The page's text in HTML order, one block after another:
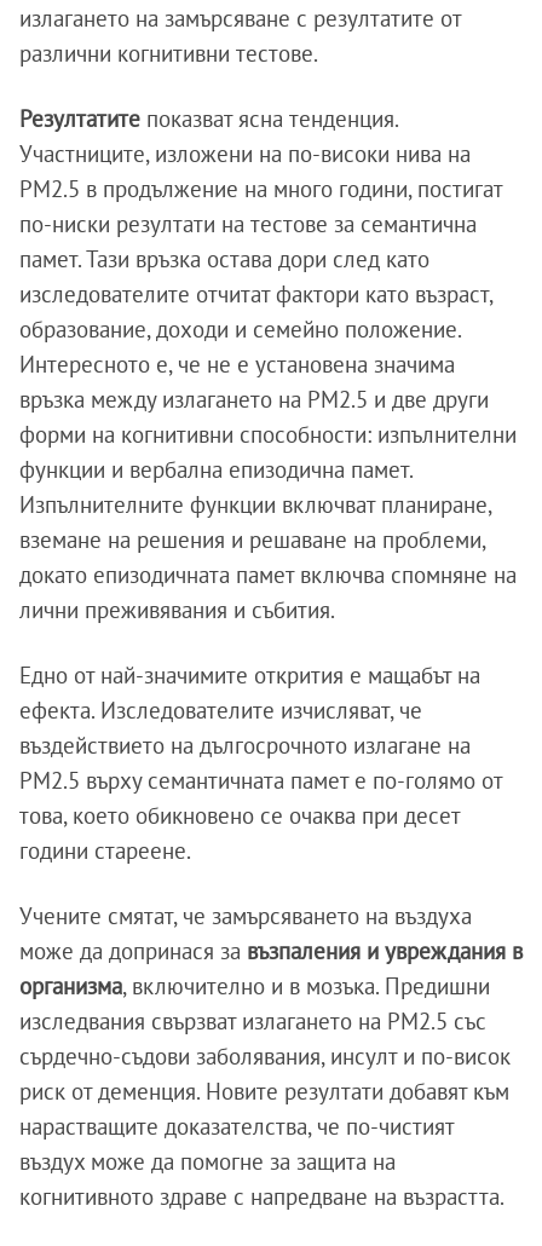
излагането на замърсяване с резултатите от
различни когнитивни тестове.
Резултатите показват ясна тенденция.
Участниците, изложени на по-високи нива на
PM2.5 в продължение на много години, постигат
по-ниски резултати на тестове за семантична
памет. Тази връзка остава дори след като
изследователите отчитат фактори като възраст,
образование, доходи и семейно положение.
Интересното е, че не е установена значима
връзка между излагането на PM2.5 и две други
форми на когнитивни способности: изпълнителни
функции и вербална епизодична памет.
Изпълнителните функции включват планиране,
вземане на решения и решаване на проблеми,
докато епизодичната памет включва спомняне на
лични преживявания и събития.
Едно от най-значимите открития е мащабът на
ефекта. Изследователите изчисляват, че
въздействието на дългосрочното излагане на
PM2.5 върху семантичната памет е по-голямо от
това, което обикновено се очаква при десет
години стареене.
Учените смятат, че замърсяването на въздуха
може да допринася за възпаления и увреждания в
организма, включително и в мозъка. Предишни
изследвания свързват излагането на PM2.5 със
сърдечно-съдови заболявания, инсулт и по-висок
риск от деменция. Новите резултати добавят към
нарастващите доказателства, че по-чистият
въздух може да помогне за защита на
когнитивното здраве с напредване на възрастта.